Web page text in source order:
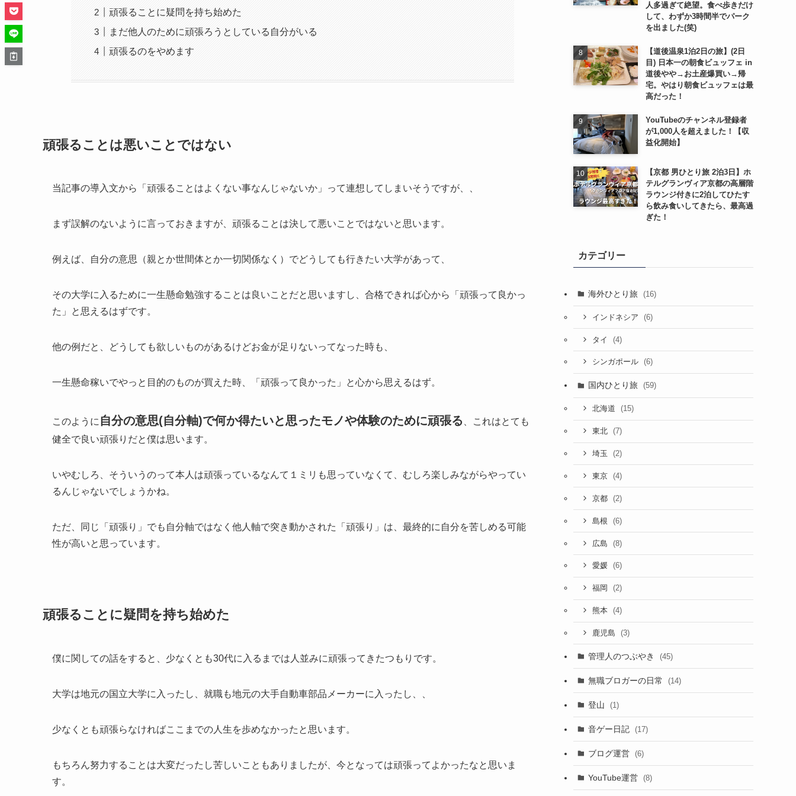
頑張ることに疑問を持ち始めた
まだ他人のために頑張ろうとしている自分がいる
頑張るのをやめます
頑張ることは悪いことではない
当記事の導入文から「頑張ることはよくない事なんじゃないか」って連想してしまいそうですが、、
まず誤解のないように言っておきますが、頑張ることは決して悪いことではないと思います。
例えば、自分の意思（親とか世間体とか一切関係なく）でどうしても行きたい大学があって、
その大学に入るために一生懸命勉強することは良いことだと思いますし、合格できれば心から「頑張って良かっ
た」と思えるはずです。
他の例だと、どうしても欲しいものがあるけどお金が足りないってなった時も、
一生懸命稼いでやっと目的のものが買えた時、「頑張って良かった」と心から思えるはず。
このように 自分の意思(自分軸)で何か得たいと思ったモノや体験のために頑張る
、これはとても
健全で良い頑張りだと僕は思います。
いやむしろ、そういうのって本人は頑張っているなんて１ミリも思っていなくて、むしろ楽しみながらやってい
るんじゃないでしょうかね。
ただ、同じ「頑張り」でも自分軸ではなく他人軸で突き動かされた「頑張り」は、最終的に自分を苦しめる可能
性が高いと思っています。
頑張ることに疑問を持ち始めた
僕に関しての話をすると、少なくとも30代に入るまでは人並みに頑張ってきたつもりです。
大学は地元の国立大学に入ったし、就職も地元の大手自動車部品メーカーに入ったし、、
少なくとも頑張らなければここまでの人生を歩めなかったと思います。
もちろん努力することは大変だったし苦しいこともありましたが、今となっては頑張ってよかったなと思いま
す。
人多過ぎて絶望。食べ歩きだけ
して、わずか3時間半でパーク
を出ました(笑)
【道後温泉1泊2日の旅】(2日
目) 日本一の朝食ビュッフェ in
道後やや→お土産爆買い→帰
宅。やはり朝食ビュッフェは最
高だった！
YouTubeのチャンネル登録者
が1,000人を超えました！【収
益化開始】
【京都 男ひとり旅 2泊3日】ホ
テルグランヴィア京都の高層階
ラウンジ付きに2泊してひたす
ら飲み食いしてきたら、最高過
ぎた！
カテゴリー
海外ひとり旅 (16)
インドネシア (6)
タイ (4)
シンガポール (6)
国内ひとり旅 (59)
北海道 (15)
東北 (7)
埼玉 (2)
東京 (4)
京都 (2)
島根 (6)
広島 (8)
愛媛 (6)
福岡 (2)
熊本 (4)
鹿児島 (3)
管理人のつぶやき (45)
無職ブロガーの日常 (14)
登山 (1)
音ゲー日記 (17)
ブログ運営 (6)
YouTube運営 (8)